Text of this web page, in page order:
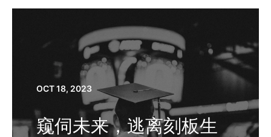
OCT 18, 2023
窥伺未来，逃离刻板生